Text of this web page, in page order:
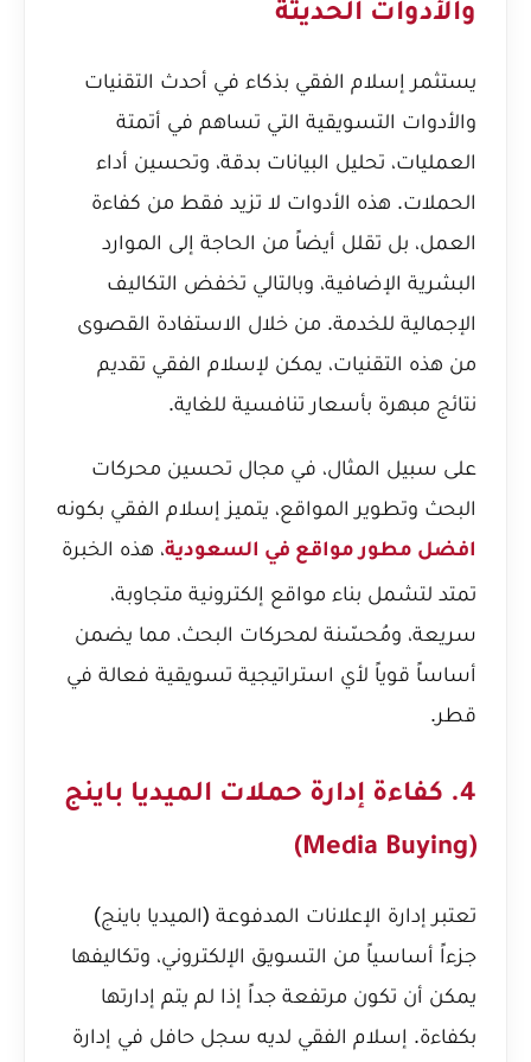
والأدوات الحديثة
يستثمر إسلام الفقي بذكاء في أحدث التقنيات
والأدوات التسويقية التي تساهم في أتمتة
العمليات، تحليل البيانات بدقة، وتحسين أداء
الحملات. هذه الأدوات لا تزيد فقط من كفاءة
العمل، بل تقلل أيضاً من الحاجة إلى الموارد
البشرية الإضافية، وبالتالي تخفض التكاليف
الإجمالية للخدمة. من خلال الاستفادة القصوى
من هذه التقنيات، يمكن لإسلام الفقي تقديم
نتائج مبهرة بأسعار تنافسية للغاية.
على سبيل المثال، في مجال تحسين محركات
البحث وتطوير المواقع، يتميز إسلام الفقي بكونه
افضل مطور مواقع في السعودية، هذه الخبرة
تمتد لتشمل بناء مواقع إلكترونية متجاوبة،
سريعة، ومُحسّنة لمحركات البحث، مما يضمن
أساساً قوياً لأي استراتيجية تسويقية فعالة في
قطر.
4. كفاءة إدارة حملات الميديا باينج
(Media Buying)
تعتبر إدارة الإعلانات المدفوعة (الميديا باينج)
جزءاً أساسياً من التسويق الإلكتروني، وتكاليفها
يمكن أن تكون مرتفعة جداً إذا لم يتم إدارتها
بكفاءة. إسلام الفقي لديه سجل حافل في إدارة